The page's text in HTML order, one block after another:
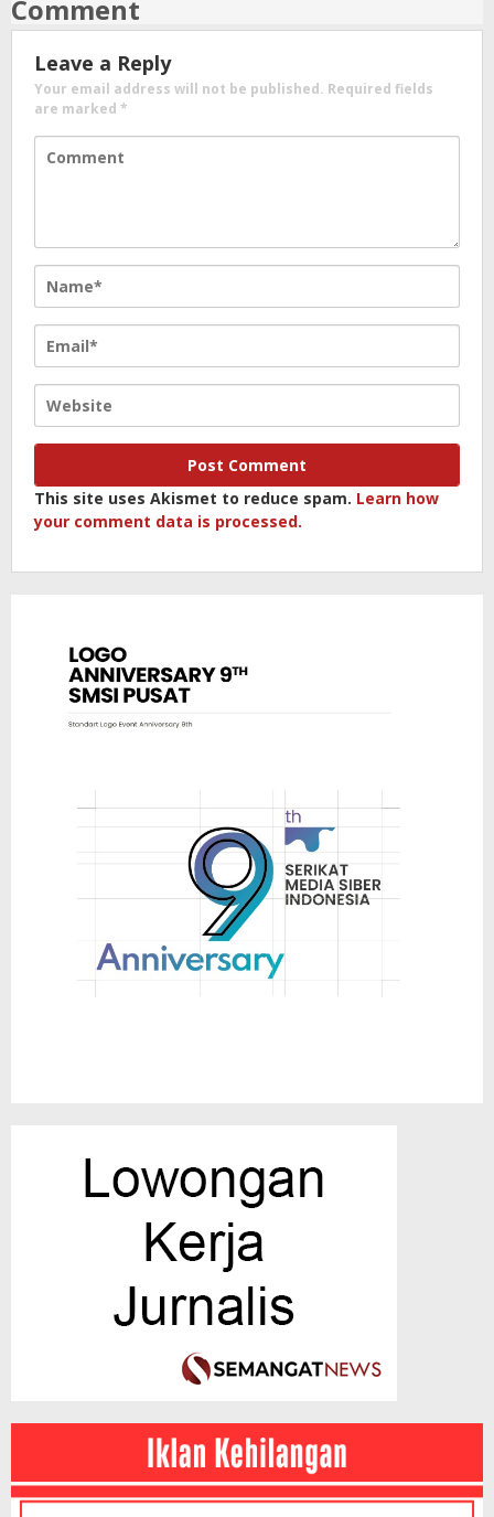
Comment
Leave a Reply
Your email address will not be published. Required fields
are marked *
This site uses Akismet to reduce spam. Learn how
your comment data is processed.